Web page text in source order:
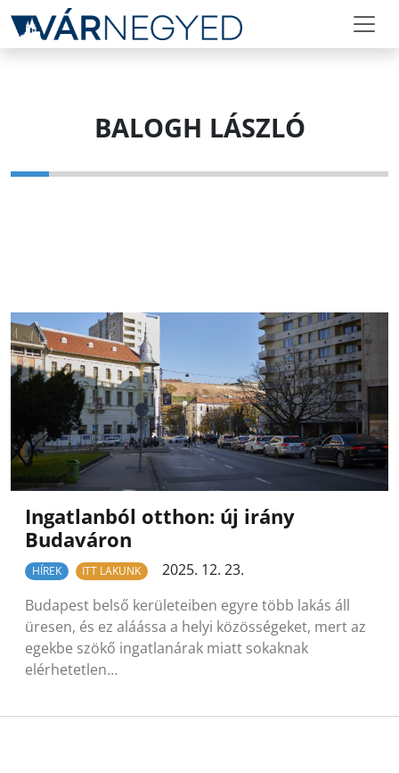
BALOGH LÁSZLÓ
Ingatlanból otthon: új irány
Budaváron
HÍREK ITT LAKUNK
2025. 12. 23.
Budapest belső kerületeiben egyre több lakás áll
üresen, és ez aláássa a helyi közösségeket, mert az
egekbe szökő ingatlanárak miatt sokaknak
elérhetetlen…